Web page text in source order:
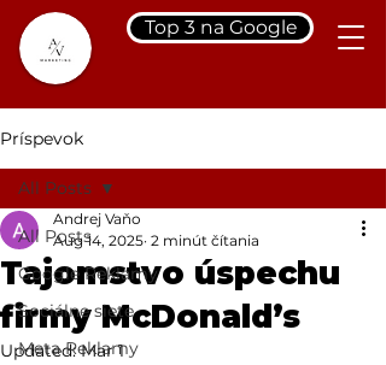
Top 3 na Google
Príspevok
All Posts
Google Reklamy
Sociálne siete
Meta Reklamy
All Posts
Tajomstvo úspechu
firmy McDonald’s
Andrej Vaňo
Aug 14, 2025 2 minút čítania
Updated:Mar 1